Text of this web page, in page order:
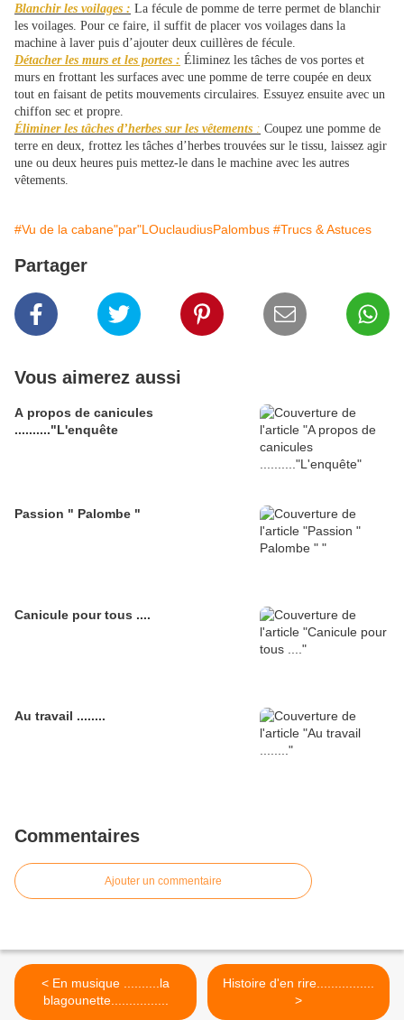
Blanchir les voilages : La fécule de pomme de terre permet de blanchir
les voilages. Pour ce faire, il suffit de placer vos voilages dans la
machine à laver puis d’ajouter deux cuillères de fécule.
Détacher les murs et les portes : Éliminez les tâches de vos portes et
murs en frottant les surfaces avec une pomme de terre coupée en deux
tout en faisant de petits mouvements circulaires. Essuyez ensuite avec un
chiffon sec et propre.
Éliminer les tâches d’herbes sur les vêtements : Coupez une pomme de
terre en deux, frottez les tâches d’herbes trouvées sur le tissu, laissez agir
une ou deux heures puis mettez-le dans le machine avec les autres
vêtements.
#Vu de la cabane"par"LOuclaudiusPalombus #Trucs & Astuces
Partager
Vous aimerez aussi
A propos de canicules
.........."L'enquête
Passion " Palombe "
Canicule pour tous ....
Au travail ........
Commentaires
Ajouter un commentaire
< En musique ..........la
blagounette................
Histoire d'en rire................
>